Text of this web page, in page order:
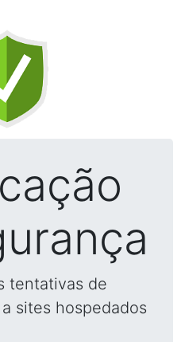
tentativas de
sites hospedados